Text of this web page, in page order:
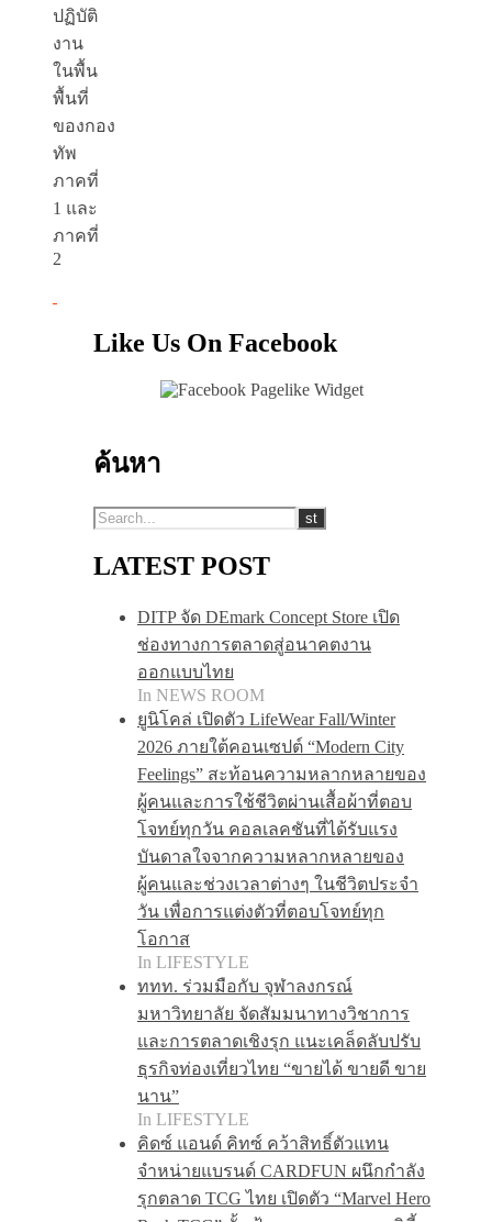
ปฏิบัติ
งาน
ในพื้น
พื้นที่
ของกอง
ทัพ
ภาคที่
1 และ
ภาคที่
2
Like Us On Facebook
ค้นหา
LATEST POST
DITP จัด DEmark Concept Store เปิด
ช่องทางการตลาดสู่อนาคตงาน
ออกแบบไทย
In NEWS ROOM
ยูนิโคล่ เปิดตัว LifeWear Fall/Winter
2026 ภายใต้คอนเซปต์ “Modern City
Feelings” สะท้อนความหลากหลายของ
ผู้คนและการใช้ชีวิตผ่านเสื้อผ้าที่ตอบ
โจทย์ทุกวัน คอลเลคชันที่ได้รับแรง
บันดาลใจจากความหลากหลายของ
ผู้คนและช่วงเวลาต่างๆ ในชีวิตประจำ
วัน เพื่อการแต่งตัวที่ตอบโจทย์ทุก
โอกาส
In LIFESTYLE
ททท. ร่วมมือกับ จุฬาลงกรณ์
มหาวิทยาลัย จัดสัมมนาทางวิชาการ
และการตลาดเชิงรุก แนะเคล็ดลับปรับ
ธุรกิจท่องเที่ยวไทย “ขายได้ ขายดี ขาย
นาน”
In LIFESTYLE
คิดซ์ แอนด์ คิทซ์ คว้าสิทธิ์ตัวแทน
จำหน่ายแบรนด์ CARDFUN ผนึกกำลัง
รุกตลาด TCG ไทย เปิดตัว “Marvel Hero